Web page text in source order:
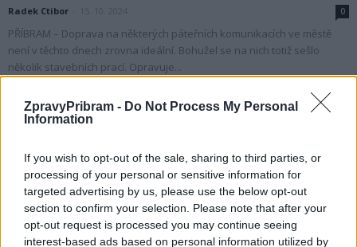
ZpravyPribram - Do Not Process My Personal
Information
If you wish to opt-out of the sale, sharing to third parties, or
processing of your personal or sensitive information for
targeted advertising by us, please use the below opt-out
section to confirm your selection. Please note that after your
opt-out request is processed you may continue seeing
interest-based ads based on personal information utilized by
Radek Ctibor 0
PŘÍBRAM – Doprava na některých páteřních komunikacích ve městě
není v těchto dnech zrovna ideální. Bohužel se na nich totiž sešlo
několik stavebních prací. Opravuje...